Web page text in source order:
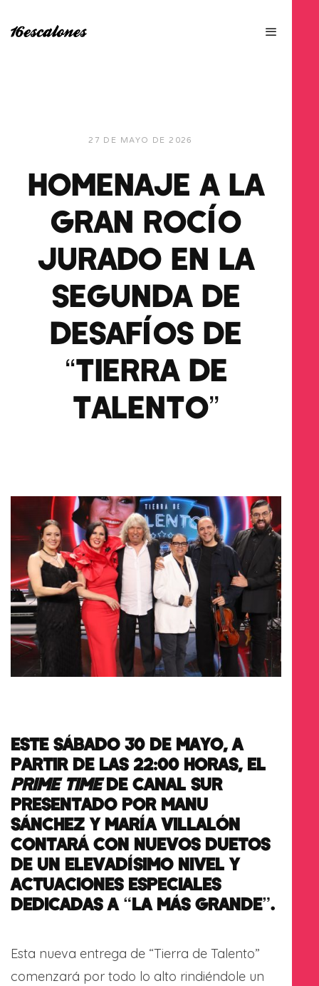
27 DE MAYO DE 2026
HOMENAJE A LA
GRAN ROCÍO
JURADO EN LA
SEGUNDA DE
DESAFÍOS DE
“TIERRA DE
TALENTO”
ESTE SÁBADO 30 DE MAYO, A
PARTIR DE LAS 22:00 HORAS, EL
PRIME TIMEDE CANAL SUR
PRESENTADO POR MANU
SÁNCHEZ Y MARÍA VILLALÓN
CONTARÁ CON NUEVOS DUETOS
DE UN ELEVADÍSIMO NIVEL Y
ACTUACIONES ESPECIALES
DEDICADAS A “LA MÁS GRANDE”.
Esta nueva entrega de “Tierra de Talento”
comenzará por todo lo alto rindiéndole un